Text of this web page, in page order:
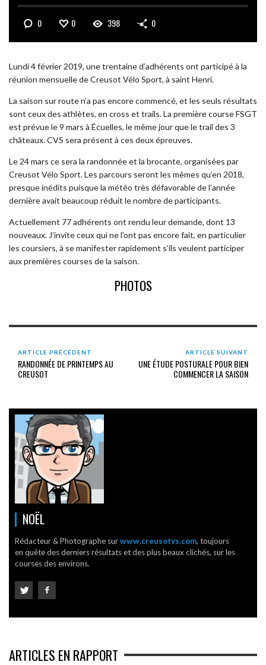
0 0 398 0
Lundi 4 février 2019, une trentaine d’adhérents ont participé à la
réunion mensuelle de Creusot Vélo Sport, à saint Henri.
La saison sur route n’a pas encore commencé, et les seuls résultats
sont ceux des athlètes, en cross et trails. La première course FSGT
est prévue le 9 mars à Écuelles, le même jour que le trail des 3
châteaux. CVS sera présent à ces deux épreuves.
Le 24 mars ce sera la randonnée et la brocante, organisées par
Creusot Vélo Sport. Les parcours seront les mêmes qu’en 2018,
presque inédits puisque la météo très défavorable de l’année
dernière avait beaucoup réduit le nombre de participants.
Actuellement 77 adhérents ont rendu leur demande, dont 13
nouveaux. J’invite ceux qui ne l’ont pas encore fait, en particulier
les coursiers, à se manifester rapidement s’ils veulent participer
aux premières courses de la saison.
PHOTOS
ARTICLE PRÉCÉDENT
RANDONNÉE DE PRINTEMPS AU
CREUSOT
ARTICLE SUIVANT
UNE ÉTUDE POSTURALE POUR BIEN
COMMENCER LA SAISON
NOËL
Rédacteur & Photographe surwww.creusotvs.com, toujours
en quête des derniers résultats et des plus beaux clichés, sur les
courses des environs.
ARTICLES EN RAPPORT